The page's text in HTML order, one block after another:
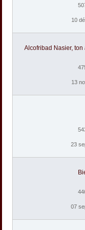
10
Alcofribad Nasier,
13
23
07